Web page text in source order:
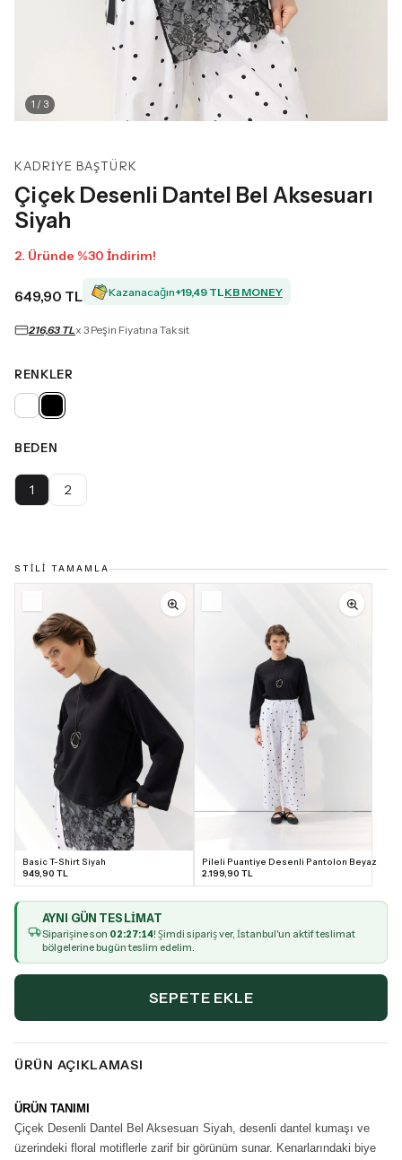
1 / 3
KADRIYE BAŞTÜRK
Çiçek Desenli Dantel Bel Aksesuarı
Siyah
2. Üründe %30 İndirim!
649,90 TL Kazanacağın+19,49 TLKB MONEY
216,63 TLx 3 Peşin Fiyatına Taksit
RENKLER
BEDEN
1 2
STILI TAMAMLA
Basic T-Shirt Siyah
949,90 TL
36 38 40 42
Pileli Puantiye Desenli Pantolon Beyaz
2.199,90 TL
AYNI GÜN TESLIMAT
Siparişine son 02:27:13! Şimdi sipariş ver, İstanbul'un aktif teslimat
bölgelerine bugün teslim edelim.
SEPETE EKLE
ÜRÜN AÇIKLAMASI
ÜRÜN TANIMI
Çiçek Desenli Dantel Bel Aksesuarı Siyah, desenli dantel kumaşı ve
üzerindeki floral motiflerle zarif bir görünüm sunar. Kenarlarındaki biye